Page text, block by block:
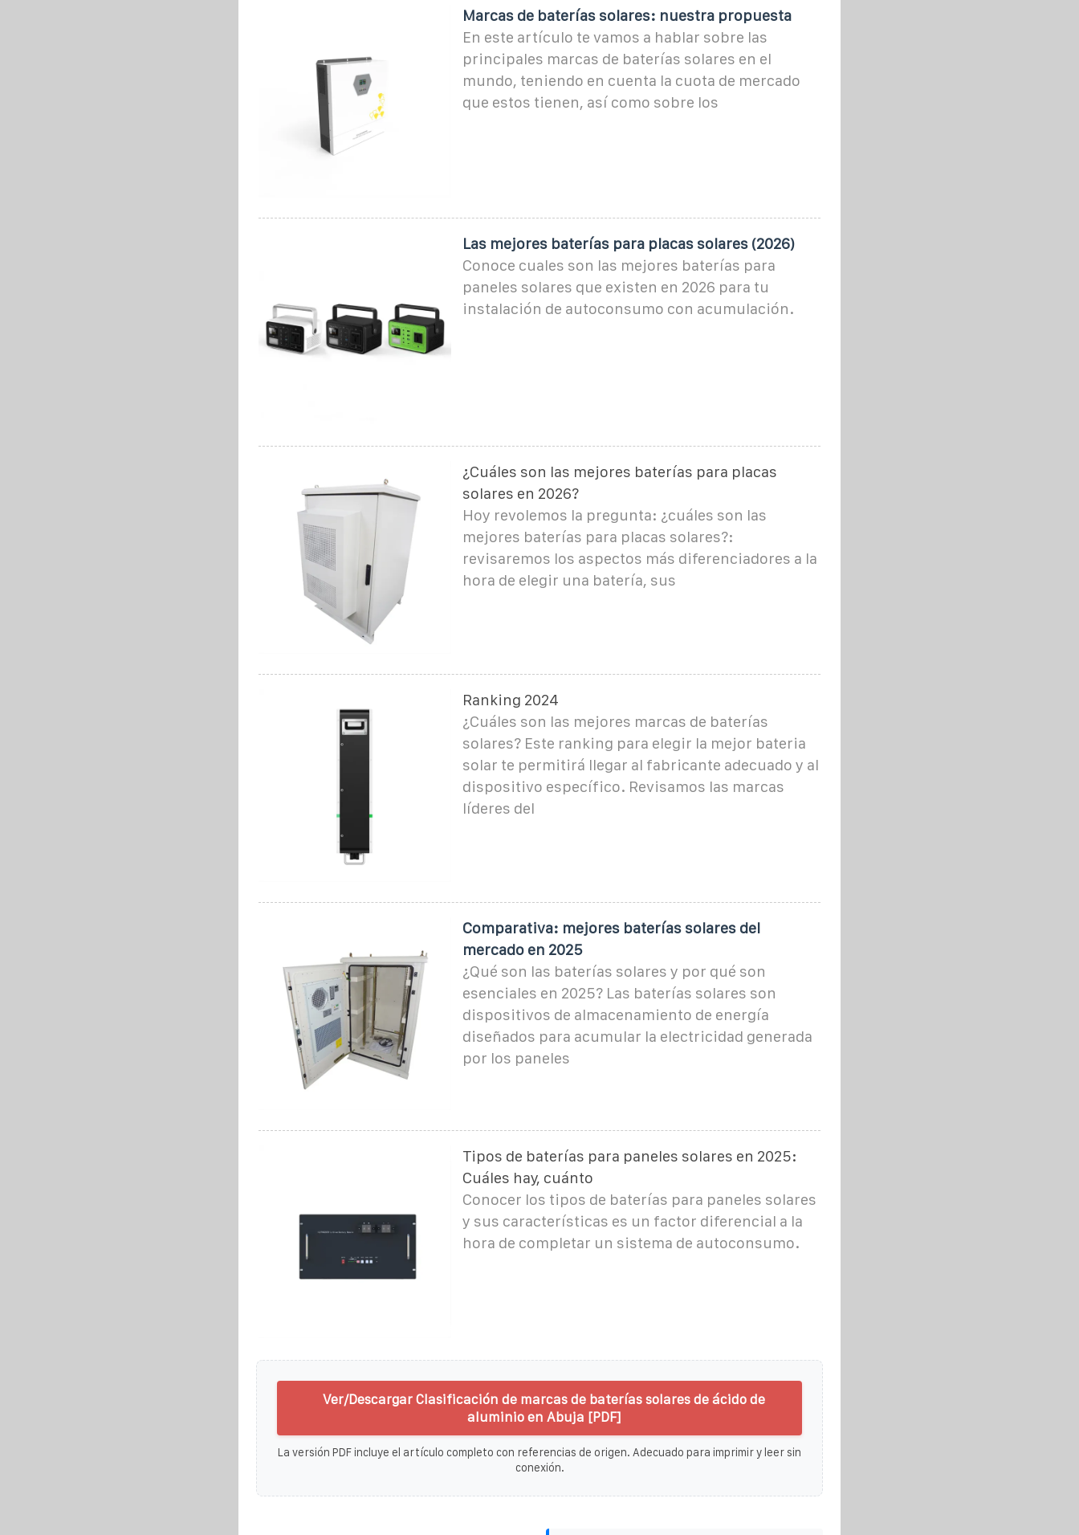
Marcas de baterías solares: nuestra propuesta
En este artículo te vamos a hablar sobre las
principales marcas de baterías solares en el
mundo, teniendo en cuenta la cuota de mercado
que estos tienen, así como sobre los
Las mejores baterías para placas solares (2026)
Conoce cuales son las mejores baterías para
paneles solares que existen en 2026 para tu
instalación de autoconsumo con acumulación.
¿Cuáles son las mejores baterías para placas
solares en 2026?
Hoy revolemos la pregunta: ¿cuáles son las
mejores baterías para placas solares?:
revisaremos los aspectos más diferenciadores a la
hora de elegir una batería, sus
Ranking 2024
¿Cuáles son las mejores marcas de baterías
solares? Este ranking para elegir la mejor bateria
solar te permitirá llegar al fabricante adecuado y al
dispositivo específico. Revisamos las marcas
líderes del
Comparativa: mejores baterías solares del
mercado en 2025
¿Qué son las baterías solares y por qué son
esenciales en 2025? Las baterías solares son
dispositivos de almacenamiento de energía
diseñados para acumular la electricidad generada
por los paneles
Tipos de baterías para paneles solares en 2025:
Cuáles hay, cuánto
Conocer los tipos de baterías para paneles solares
y sus características es un factor diferencial a la
hora de completar un sistema de autoconsumo.
Ver/Descargar Clasificación de marcas de baterías solares de ácido de
aluminio en Abuja [PDF]
La versión PDF incluye el artículo completo con referencias de origen. Adecuado para imprimir y leer sin
conexión.